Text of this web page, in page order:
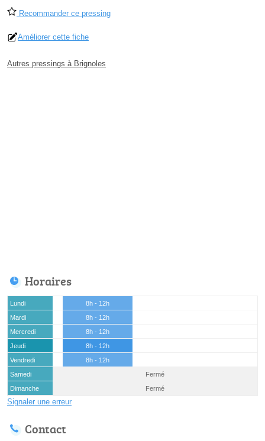
Recommander ce pressing
Améliorer cette fiche
Autres pressings à Brignoles
Horaires
Lundi
8h - 12h
Mardi
8h - 12h
Mercredi
8h - 12h
Jeudi
8h - 12h
Vendredi
8h - 12h
Samedi
Fermé
Dimanche
Fermé
Signaler une erreur
Contact